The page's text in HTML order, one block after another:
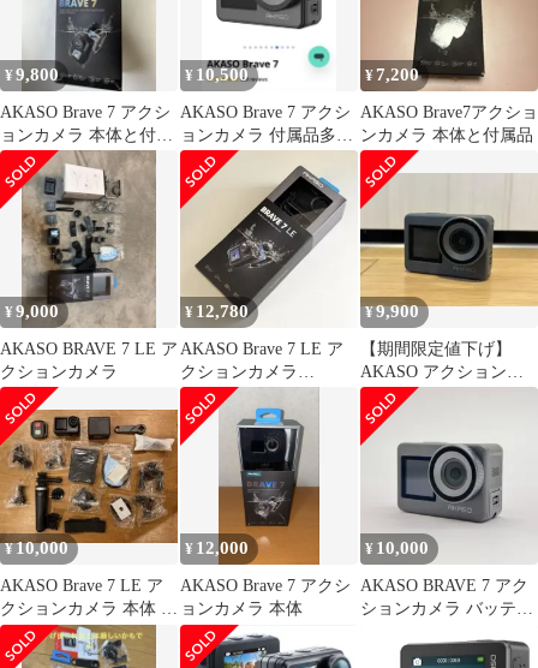
ン タッチパネル式 タイ
ムラプス WiFi/Type-C外
部マイク対応 1350mA
47ea4d5e
¥9,800
AKASO Brave 7 アクシ
ョンカメラ 本体と付属
品
¥ 10,500
AKASO Brave 7 アクシ
ョンカメラ 付属品多数
セット
¥ 7,200
AKASO Brave7アクショ
ンカメラ 本体と付属品
¥9,000
AKASO BRAVE 7 LE ア
クションカメラ
¥ 12,780
AKASO Brave 7 LE ア
クションカメラ
4K60FPS
¥9,900
【期間限定値下げ】
AKASO アクションカ
メラ Brave7 (箱なし)
¥10,000
AKASO Brave 7 LE ア
クションカメラ 本体 ア
クセサリーセット
¥ 12,000
AKASO Brave 7 アクシ
ョンカメラ 本体
¥ 10,000
AKASO BRAVE 7 アク
ションカメラ バッテリ